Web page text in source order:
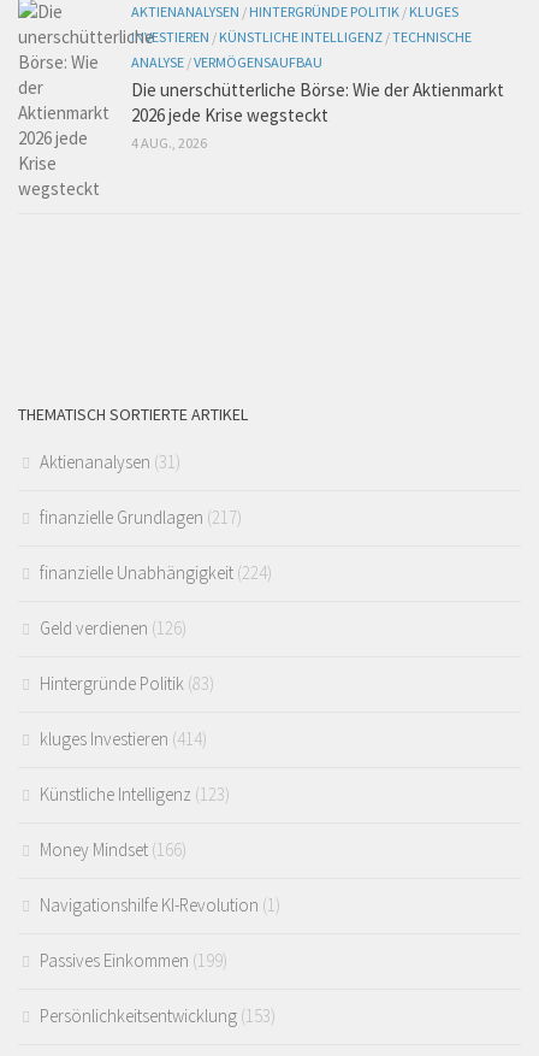
AKTIENANALYSEN / HINTERGRÜNDE POLITIK / KLUGES
INVESTIEREN / KÜNSTLICHE INTELLIGENZ /TECHNISCHE
ANALYSE /VERMÖGENSAUFBAU
Die unerschütterliche Börse: Wie der Aktienmarkt
2026 jede Krise wegsteckt
4 AUG., 2026
THEMATISCH SORTIERTE ARTIKEL
Aktienanalysen (31)
finanzielle Grundlagen (217)
finanzielle Unabhängigkeit (224)
Geld verdienen (126)
Hintergründe Politik (83)
kluges Investieren (414)
Künstliche Intelligenz (123)
Money Mindset (166)
Navigationshilfe KI-Revolution (1)
Passives Einkommen (199)
Persönlichkeitsentwicklung (153)